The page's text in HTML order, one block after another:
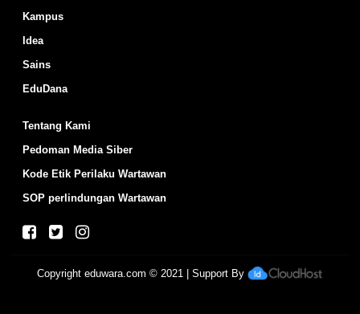
Kampus
Idea
Sains
EduDana
Tentang Kami
Pedoman Media Siber
Kode Etik Perilaku Wartawan
SOP perlindungan Wartawan
Copyrighteduwara.com © 2021 | Support By